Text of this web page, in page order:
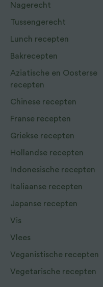
Nagerecht
Tussengerecht
Lunch recepten
Bakrecepten
Aziatische en Oosterse
recepten
Chinese recepten
Franse recepten
Griekse recepten
Hollandse recepten
Indonesische recepten
Italiaanse recepten
Japanse recepten
Vis
Vlees
Veganistische recepten
Vegetarische recepten